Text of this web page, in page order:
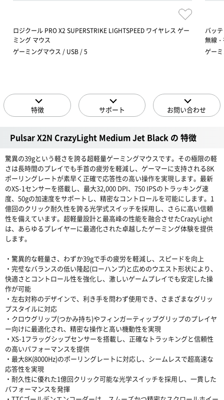
ロジクール PRO X2 SUPERSTRIKE LIGHTSPEED ワイヤレス ゲー
ミング マウス
ゲーミングマウス / USB / 5
バッ
無線
ゲー
特徴 サポート お問い合わせ
Pulsar X2N CrazyLight Medium Jet Black の 特徴
驚異の39gという軽さを誇る超軽量ゲーミングマウスです。その極限の軽
さは長時間のプレイでも手首の疲労を軽減し、ゲーマーに支持される8K
ポーリングレートが素早く正確で応答性の高い操作を実現します。最新
のXS-1センサーを搭載し、最大32,000 DPI、750 IPSのトラッキング速
度、50gの加速度をサポートし、精密なコントロールを可能にします。1
億回のクリック耐久性を誇る光学式スイッチを採用し、さらに高い信頼
性を備えています。超軽量設計と最高峰の性能を融合させたCrazyLight
は、あらゆるプレイヤーに最適化された卓越したゲーミング体験を提供
します。
・驚異的な軽量さ、わずか39gで手の疲労を軽減し、スピードを向上
・完璧なバランスの低い隆起(ローハンプ)と広めのウエスト形状により、
快適さとコントロール性を強化し、激しいゲームプレイでも安定した操
作が可能
・左右対称のデザインで、利き手を問わず使用でき、さまざまなグリッ
プスタイルに対応
・クロウグリップ(つかみ持ち)やフィンガーティップグリップのプレイヤ
ー向けに最適化され、精密な操作と高い機動性を実現
・XS-1フラッグシップセンサーを搭載し、正確なトラッキングと信頼性
の高いパフォーマンスを提供
・最大8K(8000Hz)のポーリングレートに対応し、シームレスで超高速な
応答性を実現
・耐久性に優れた1億回クリック可能な光学スイッチを採用し、一貫した
パフォーマンスを発揮